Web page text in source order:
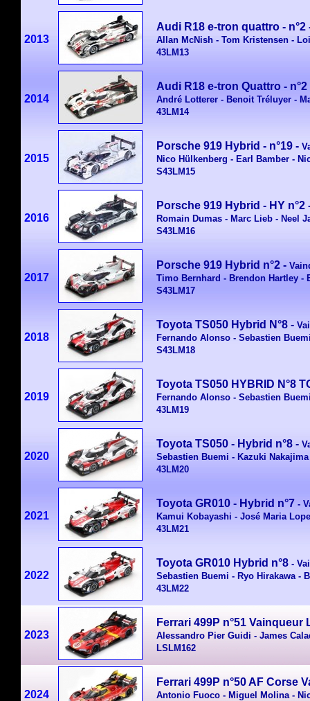
2013
Audi R18 e-tron quattro - n°2
Allan McNish - Tom Kristensen -
43LM13
2014
Audi R18 e-tron Quattro - n°2
André Lotterer - Benoit Tréluyer -
43LM14
2015
Porsche 919 Hybrid - n°19 -
Nico Hülkenberg - Earl Bamber -
S43LM15
2016
Porsche 919 Hybrid - HY n°2
Romain Dumas - Marc Lieb - Neel
S43LM16
2017
Porsche 919 Hybrid n°2 -
Timo Bernhard - Brendon Hartley -
S43LM17
2018
Toyota TS050 Hybrid N°8 -
Fernando Alonso - Sebastien
S43LM18
2019
Toyota TS050 HYBRID N°8
Fernando Alonso - Sebastien
43LM19
2020
Toyota TS050 - Hybrid n°8 -
Sebastien Buemi - Kazuki
43LM20
2021
Toyota GR010 - Hybrid n°7 -
Kamui Kobayashi - José Maria
43LM21
2022
Toyota GR010 Hybrid n°8 -
Sebastien Buemi - Ryo Hirakawa -
43LM22
2023
Ferrari 499P n°51 Vainqueur
Alessandro Pier Guidi - James
LSLM162
2024
Ferrari 499P n°50 AF Corse
Antonio Fuoco - Miguel Molina -